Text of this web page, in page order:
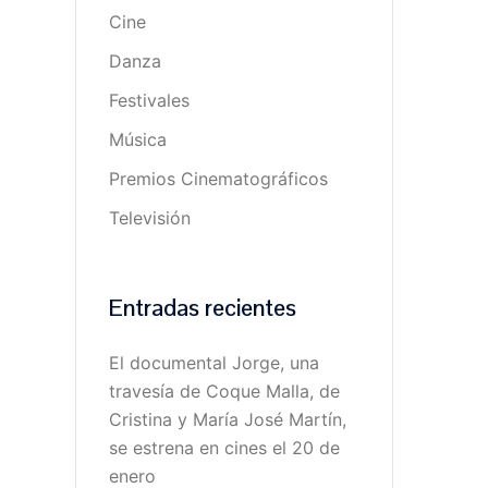
Cine
Danza
Festivales
Música
Premios Cinematográficos
Televisión
Entradas recientes
El documental Jorge, una
travesía de Coque Malla, de
Cristina y María José Martín,
se estrena en cines el 20 de
enero